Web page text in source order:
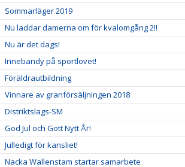
Sommarläger 2019
Nu laddar damerna om för kvalomgång 2!!
Nu är det dags!
Innebandy på sportlovet!
Föräldrautbildning
Vinnare av granförsäljningen 2018
Distriktslags-SM
God Jul och Gott Nytt År!
Julledigt för kansliet!
Nacka Wallenstam startar samarbete